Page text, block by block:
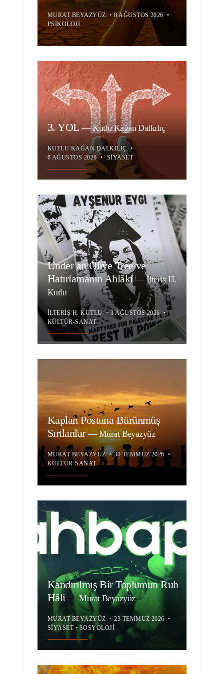
MURAT BEYAZYÜZ • 8 AĞUSTOS 2026 •
PSIKOLOJI
3. YOL—Kutlu Kağan Dalkılıç
KUTLU KAĞAN DALKILIÇ •
6 AĞUSTOS 2026 • SIYASET
Under an Olive Tree ve
Hatırlamanın Ahlâkı—İlteriş H.
Kutlu
İLTERIŞ H. KUTLU • 3 AĞUSTOS 2026 •
KÜLTÜR-SANAT
Kaplan Postuna Bürünmüş
Sırtlanlar—Murat Beyazyüz
MURAT BEYAZYÜZ • 30 TEMMUZ 2026 •
KÜLTÜR-SANAT
Kandırılmış Bir Toplumun Ruh
Hâli—Murat Beyazyüz
MURAT BEYAZYÜZ • 23 TEMMUZ 2026 •
SIYASET• SOSYOLOJI